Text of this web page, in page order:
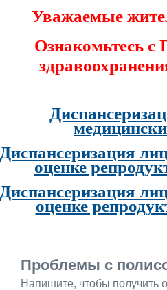
Уважаемые
Ознакомьтесь
Диспансеризация
оценке
Диспансеризация
оценке
Проблемы с
Напишите, чтобы получить